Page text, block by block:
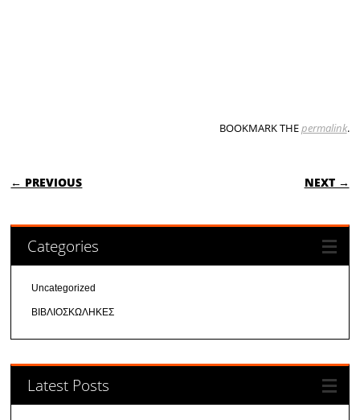
BOOKMARK THEpermalink.
POST NAVIGATION
← PREVIOUS NEXT →
Categories
Uncategorized
ΒΙΒΛΙΟΣΚΩΛΗΚΕΣ
Latest Posts